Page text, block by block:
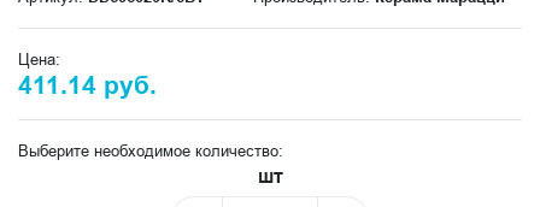
Цена:
411.14 руб.
Выберите необходимое количество:
шт